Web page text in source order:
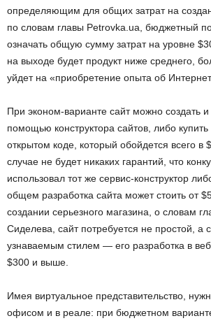
определяющим для общих затрат на
по словам главы Petrovka.ua, бюджетный
означать общую сумму затрат на уровне
на выходе будет продукт ниже среднего,
уйдет на «приобретение опыта об
При эконом-варианте сайт можно создать
помощью конструктора сайтов, либо
открытом коде, который обойдется всего в
случае не будет никаких гарантий, что
использовал тот же сервис-конструктор
общем разработка сайта может стоить от
создании серьезного магазина, о словам
Сиделева, сайт потребуется не простой, а
узнаваемым стилем — его разработка в
$300 и выше.
Имея виртуальное представительство,
офисом и в реале: при бюджетном